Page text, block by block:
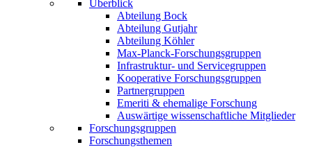
Überblick
Abteilung Bock
Abteilung Gutjahr
Abteilung Köhler
Max-Planck-Forschungsgruppen
Infrastruktur- und Servicegruppen
Kooperative Forschungsgruppen
Partnergruppen
Emeriti & ehemalige Forschung
Auswärtige wissenschaftliche Mitglieder
Forschungsgruppen
Forschungsthemen